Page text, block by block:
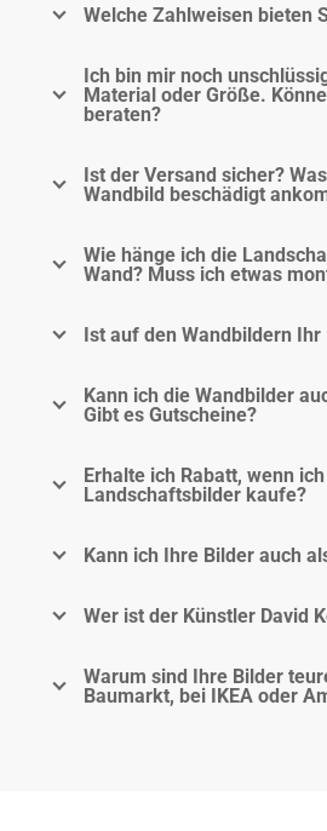
Welche Zahlweisen bieten
Ich bin mir noch
Material oder Größe.
beraten?
Ist der Versand sicher?
Wandbild beschädigt
Wie hänge ich die
Wand? Muss ich etwas
Ist auf den Wandbildern Ihr
Kann ich die Wandbilder
Gibt es Gutscheine?
Erhalte ich Rabatt, wenn
Landschaftsbilder kaufe?
Kann ich Ihre Bilder auch
Wer ist der Künstler David
Warum sind Ihre Bilder
Baumarkt, bei IKEA oder